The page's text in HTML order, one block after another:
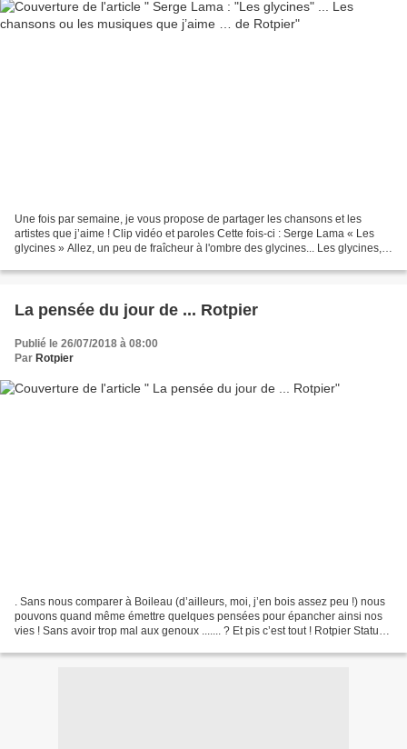
Une fois par semaine, je vous propose de partager les chansons et les
artistes que j’aime ! Clip vidéo et paroles Cette fois-ci : Serge Lama « Les
glycines » Allez, un peu de fraîcheur à l'ombre des glycines... Les glycines,
La pensée du jour de ... Rotpier
Publié le 26/07/2018 à 08:00
Par Rotpier
. Sans nous comparer à Boileau (d’ailleurs, moi, j’en bois assez peu !) nous
pouvons quand même émettre quelques pensées pour épancher ainsi nos
vies ! Sans avoir trop mal aux genoux ....... ? Et pis c’est tout ! Rotpier Statue